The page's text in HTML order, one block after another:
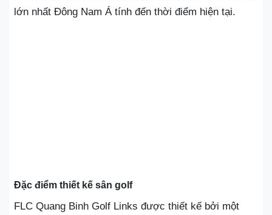
lớn nhất Đông Nam Á tính đến thời điểm hiện tại.
Đặc điểm thiết kế sân golf
FLC Quang Binh Golf Links được thiết kế bởi một